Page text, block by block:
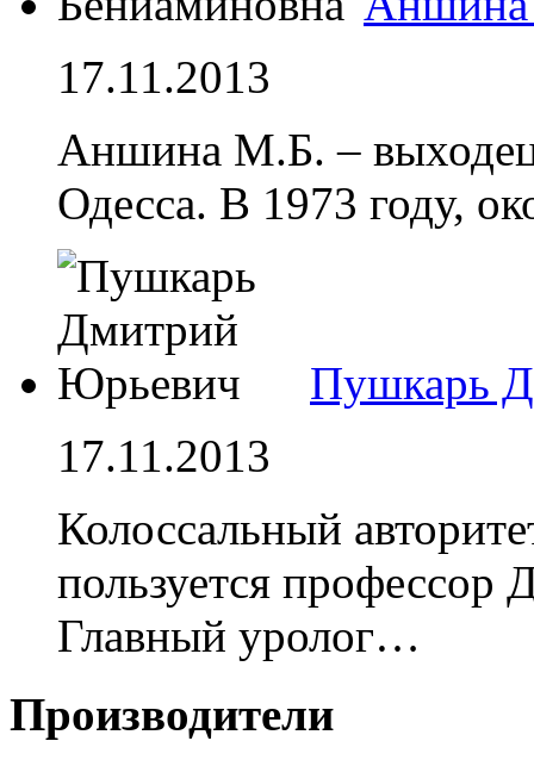
17.11.2013
Аншина М.Б. – выходец
Одесса. В 1973 году,
Пушкарь
17.11.2013
Колоссальный
пользуется
Главный уролог…
Производители